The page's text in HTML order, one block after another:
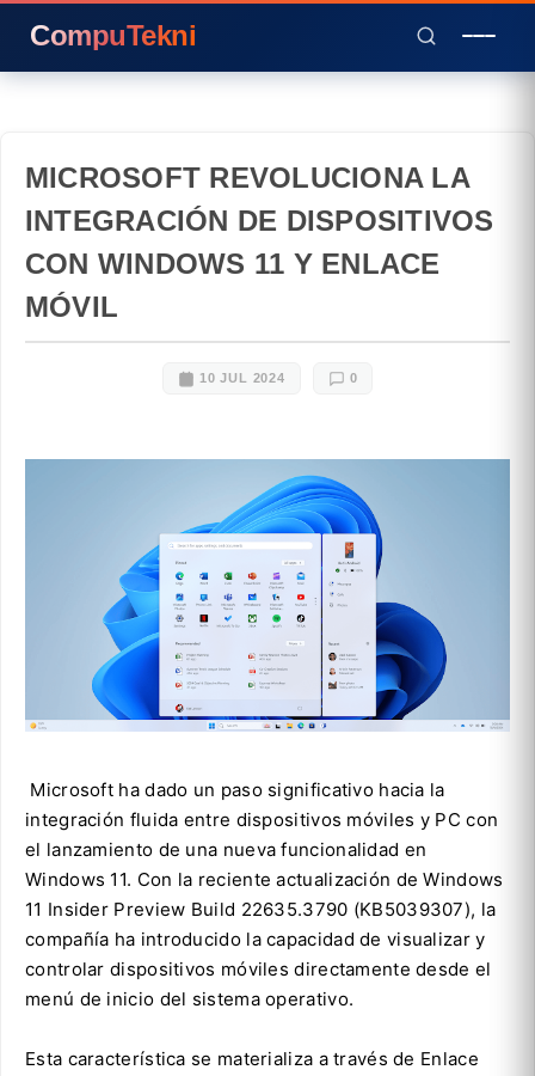
CompuTekni
MICROSOFT REVOLUCIONA LA
INTEGRACIÓN DE DISPOSITIVOS
CON WINDOWS 11 Y ENLACE
MÓVIL
10 JUL 2024 0
Microsoft ha dado un paso significativo hacia la
integración fluida entre dispositivos móviles y PC con
el lanzamiento de una nueva funcionalidad en
Windows 11. Con la reciente actualización de Windows
11 Insider Preview Build 22635.3790 (KB5039307), la
compañía ha introducido la capacidad de visualizar y
controlar dispositivos móviles directamente desde el
menú de inicio del sistema operativo.
Esta característica se materializa a través de Enlace